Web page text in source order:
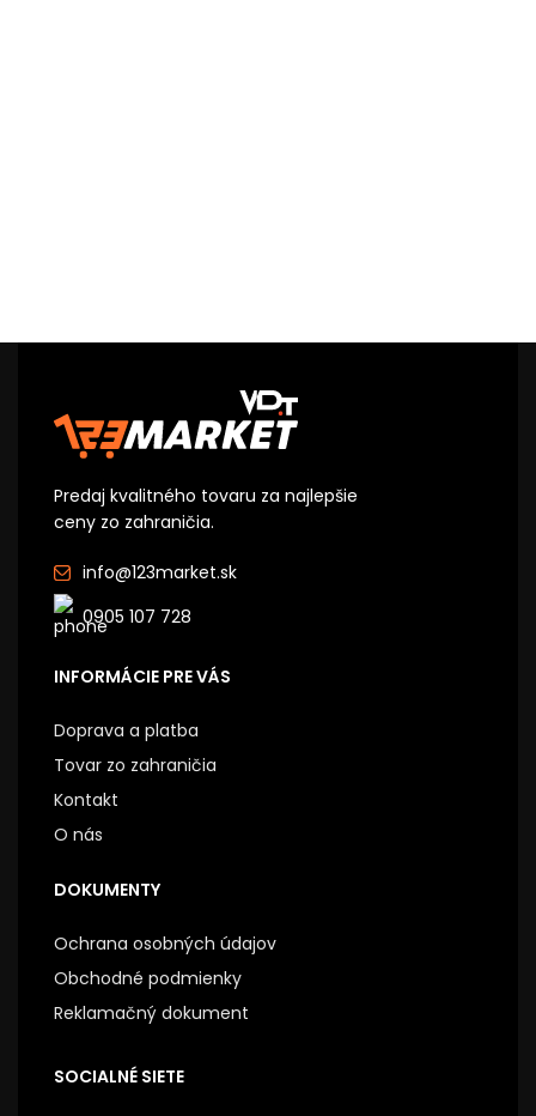
Predaj kvalitného tovaru za najlepšie
ceny zo zahraničia.
info@123market.sk
0905 107 728
INFORMÁCIE PRE VÁS
Doprava a platba
Tovar zo zahraničia
Kontakt
O nás
DOKUMENTY
Ochrana osobných údajov
Obchodné podmienky
Reklamačný dokument
SOCIALNÉ SIETE